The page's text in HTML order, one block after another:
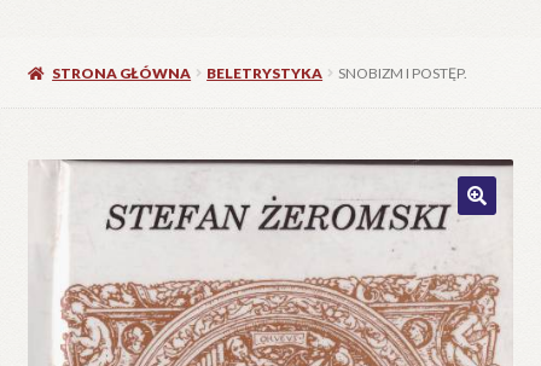
STRONA GŁÓWNA BELETRYSTYKA SNOBIZM I POSTĘP.